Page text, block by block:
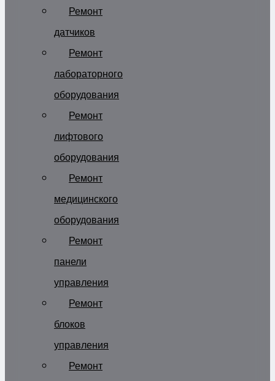
Ремонт
датчиков
Ремонт
лабораторного
оборудования
Ремонт
лифтового
оборудования
Ремонт
медицинского
оборудования
Ремонт
панели
управления
Ремонт
блоков
управления
Ремонт